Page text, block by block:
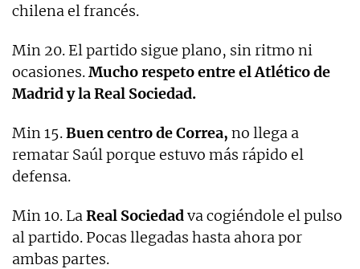
chilena el francés.
Min 20. El partido sigue plano, sin ritmo ni
ocasiones.Mucho respeto entre el Atlético de
Madrid y la Real Sociedad.
Min 15.Buen centro de Correa, no llega a
rematar Saúl porque estuvo más rápido el
defensa.
Min 10. LaReal Sociedadva cogiéndole el pulso
al partido. Pocas llegadas hasta ahora por
ambas partes.